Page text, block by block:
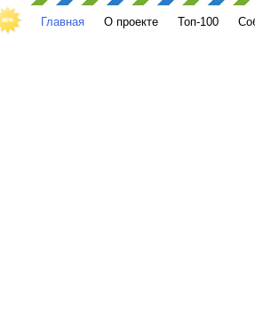
Главная О проекте Топ-100